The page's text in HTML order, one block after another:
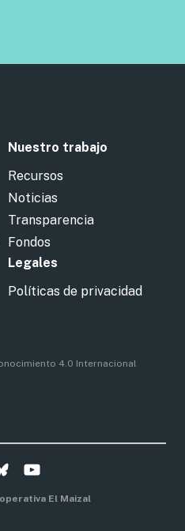
Nuestro trabajo
Recursos
Noticias
Transparencia
Fondos
Legales
Políticas de privacidad
4.0 Internacional
El Maizal